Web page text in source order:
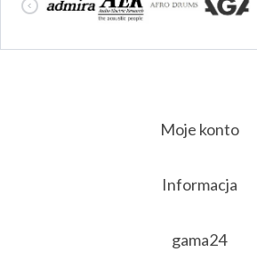
Moje konto
Informacja
gama24